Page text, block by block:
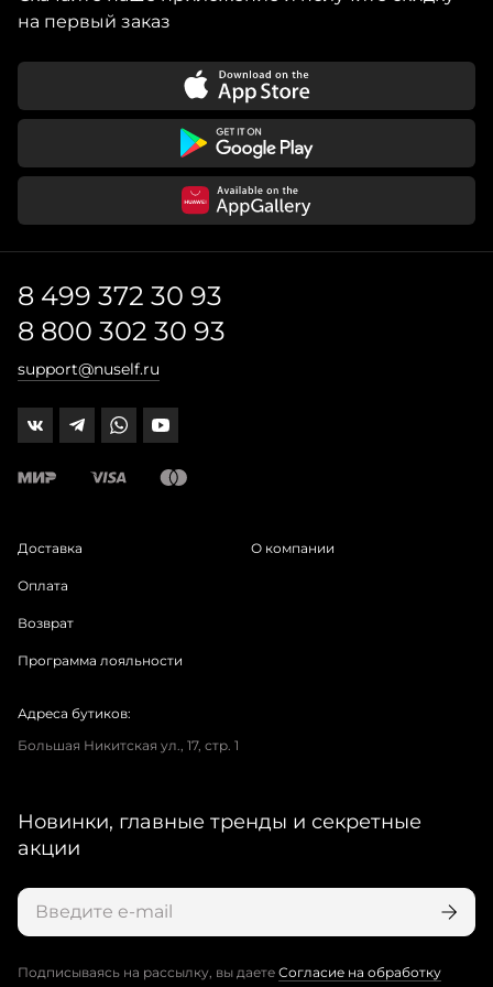
на первый заказ
8 499 372 30 93
8 800 302 30 93
support@nuself.ru
Доставка
Оплата
Возврат
Программа лояльности
О компании
Адреса бутиков:
Большая Никитская ул., 17, стр. 1
Новинки, главные тренды и секретные
акции
Подписываясь на рассылку, вы даете Согласие на обработку